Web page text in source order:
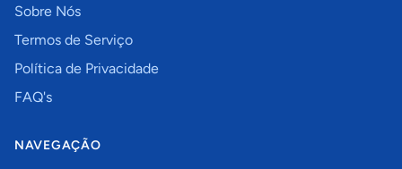
Sobre Nós
Termos de Serviço
Política de Privacidade
FAQ's
NAVEGAÇÃO